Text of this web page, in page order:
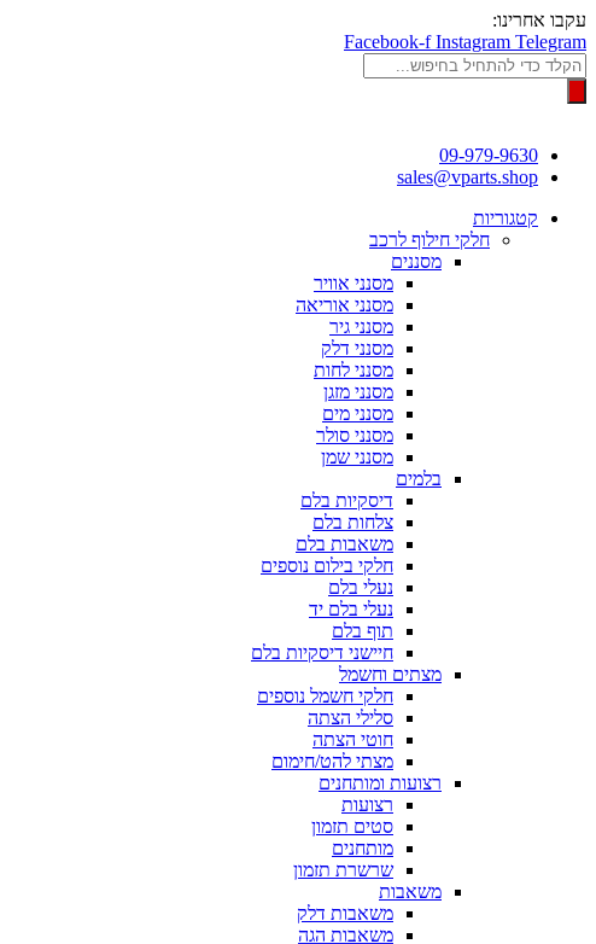
דלג
לתוכן
עקבו אחרינו:
Facebook-f Instagram Telegram
Products
search
09-979-9630
sales@vparts.shop
קטגוריות
חלקי חילוף לרכב
מסננים
מסנני אוויר
מסנני אוריאה
מסנני גיר
מסנני דלק
מסנני לחות
מסנני מזגן
מסנני מים
מסנני סולר
מסנני שמן
בלמים
דיסקיות בלם
צלחות בלם
משאבות בלם
חלקי בילום נוספים
נעלי בלם
נעלי בלם יד
תוף בלם
חיישני דיסקיות בלם
מצתים וחשמל
חלקי חשמל נוספים
סלילי הצתה
חוטי הצתה
מצתי להט/חימום
רצועות ומותחנים
רצועות
סטים תזמון
מותחנים
שרשרת תזמון
משאבות
משאבות דלק
משאבות הגה